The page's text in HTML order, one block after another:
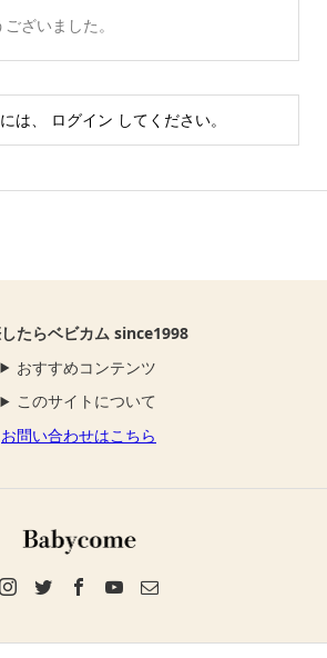
ざいました。
は、 ログイン してください。
たらベビカム since1998
おすすめコンテンツ
このサイトについて
お問い合わせはこちら